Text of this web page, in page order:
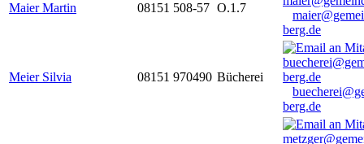
Maier Martin 08151 508-57 O.1.7
berg.de
Meier Silvia 08151 970490 Bücherei
berg.de